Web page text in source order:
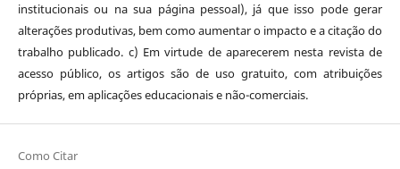
institucionais ou na sua página pessoal), já que isso pode gerar
alterações produtivas, bem como aumentar o impacto e a citação do
trabalho publicado. c) Em virtude de aparecerem nesta revista de
acesso público, os artigos são de uso gratuito, com atribuições
próprias, em aplicações educacionais e não-comerciais.
Como Citar